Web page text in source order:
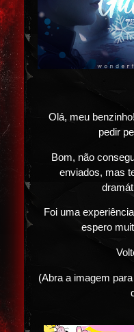
Olá, meu
pedir
Bom, não
enviados, mas
Foi uma
espero
(Abra a imagem